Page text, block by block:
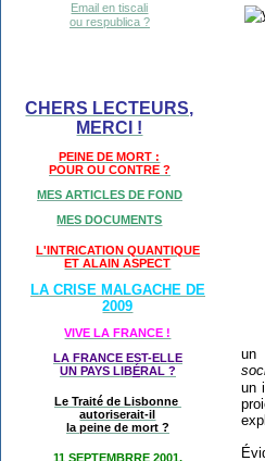
Email en tiscali
ou respublica ?
CHERS LECTEURS,
MERCI !
PEINE DE MORT :
POUR OU CONTRE ?
MES ARTICLES DE FOND
MES DOCUMENTS
L'INTRICATION QUANTIQUE
ET ALAIN ASPECT
LA CRISE MALGACHE DE
2009
VIVE LA FRANCE !
LA FRANCE EST-ELLE
UN PAYS LIBÉRAL ?
Le Traité de Lisbonne
autoriserait-il
la peine de mort ?
11 SEPTEMBRRE 2001,
un
un